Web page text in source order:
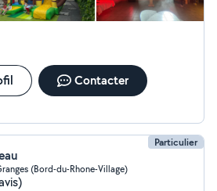
Contacter
Particulier
(Bord-du-Rhone-Village)